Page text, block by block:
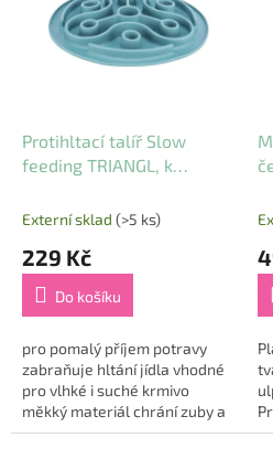
Protihltací talíř Slow
feeding TRIANGL, k
28 cm, modrá
Externí sklad (>5 ks)
229 Kč
Do košíku
pro pomalý příjem potravy
zabraňuje hltání jídla vhodné
pro vlhké i suché krmivo
měkký materiál chrání zuby a
dásně lze naplnit krmivem a